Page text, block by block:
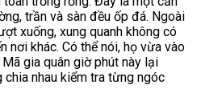
trần và sàn đều ốp đá. Ngoài
xuống, xung quanh không có
nơi khác. Có thể nói, họ vừa vào
gia quân giờ phút này lại
chia nhau kiểm tra từng ngóc